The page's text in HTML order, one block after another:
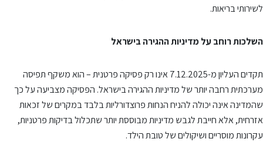
לשירותי בריאות.
השלכות רוחב על מדיניות ההגירה בישראל
תקדים העליון מ-7.12.2025 אינו רק פסיקה פרטנית – הוא משקף תפיסה
מערכתית רחבה יותר של מדיניות ההגירה בישראל. הפסיקה מצביעה על כך
שהמדינה אינה יכולה להניח הנחות פרוצדורליות בלבד במקרים של זכאות
אזרחית, אלא חייבת לגבש מדיניות מבוססת יותר שתכלול בדיקות פרטניות,
עקרונות מוסריים ושיקולים של טובת הילד.